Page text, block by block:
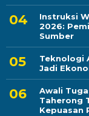
Instruksi
2026:
Sumber
Teknologi
Jadi
Awali
Taherong
Kepuasan